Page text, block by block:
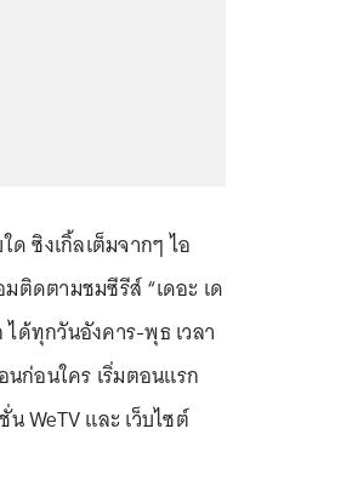
ซิงเกิ้ลเต็มจากๆ ไอ
ติดตามชมซีรีส์ “เดอะ เด
ด้ทุกวันอังคาร-พุธ เวลา
ก่อนใคร เริ่มตอนแรก
WeTV และ เว็บไซต์